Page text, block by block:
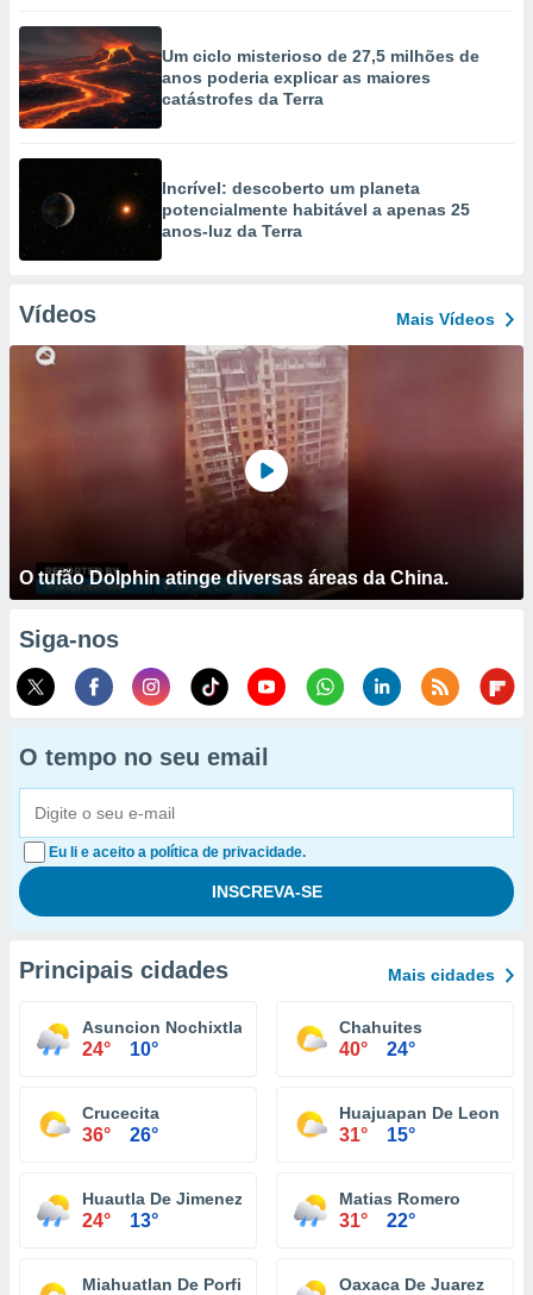
Um ciclo misterioso de 27,5 milhões de
anos poderia explicar as maiores
catástrofes da Terra
Incrível: descoberto um planeta
potencialmente habitável a apenas 25
anos-luz da Terra
Vídeos Mais Vídeos
O tufão Dolphin atinge diversas áreas da China.
Siga-nos
O tempo no seu email
Eu li e aceito a política de privacidade.
Principais cidades Mais cidades
Asuncion Nochixtlan
24° 10°
Chahuites
40° 24°
Crucecita
36° 26°
Huajuapan De Leon
31° 15°
Huautla De Jimenez
24° 13°
Matias Romero
31° 22°
Miahuatlan De Porfirio Diaz Oaxaca De Juarez